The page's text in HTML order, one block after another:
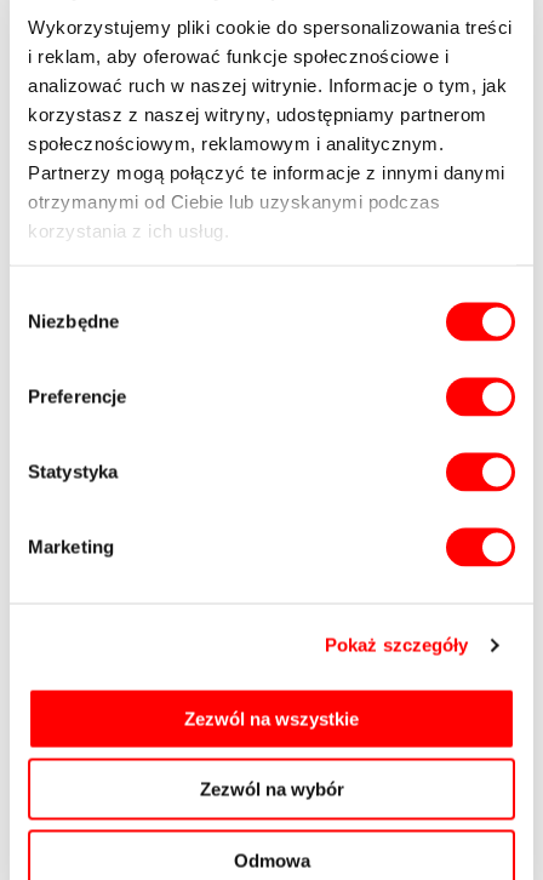
Wykorzystujemy pliki cookie do spersonalizowania treści
i reklam, aby oferować funkcje społecznościowe i
analizować ruch w naszej witrynie. Informacje o tym, jak
korzystasz z naszej witryny, udostępniamy partnerom
społecznościowym, reklamowym i analitycznym.
Partnerzy mogą połączyć te informacje z innymi danymi
otrzymanymi od Ciebie lub uzyskanymi podczas
korzystania z ich usług.
zgody
Niezbędne
Preferencje
Statystyka
Marketing
Pokaż szczegóły
Zezwól na wszystkie
Zezwól na wybór
Odmowa
Imię
Numer
E-